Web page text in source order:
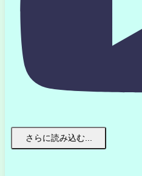
さらに読み込む...